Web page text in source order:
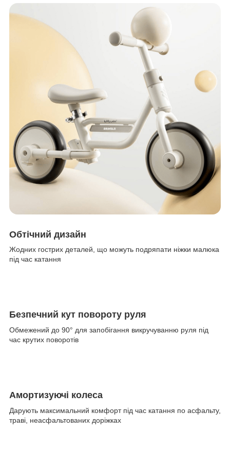
Обтічний дизайн
Жодних гострих деталей, що можуть подряпати ніжки малюка
під час катання
Безпечний кут повороту руля
Обмежений до 90° для запобігання викручуванню руля під
час крутих поворотів
Амортизуючі колеса
Дарують максимальний комфорт під час катання по асфальту,
траві, неасфальтованих доріжках